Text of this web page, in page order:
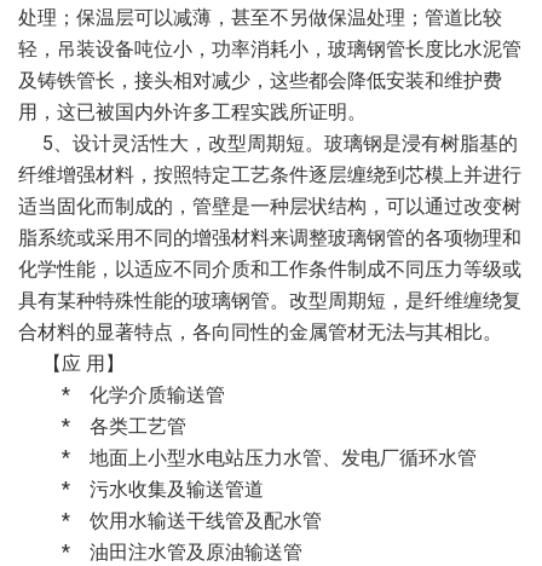
处理；保温层可以减薄，甚至不另做保温处理；管道比较
轻，吊装设备吨位小，功率消耗小，玻璃钢管长度比水泥管
及铸铁管长，接头相对减少，这些都会降低安装和维护费
用，这已被国内外许多工程实践所证明。
5、设计灵活性大，改型周期短。玻璃钢是浸有树脂基的
纤维增强材料，按照特定工艺条件逐层缠绕到芯模上并进行
适当固化而制成的，管壁是一种层状结构，可以通过改变树
脂系统或采用不同的增强材料来调整玻璃钢管的各项物理和
化学性能，以适应不同介质和工作条件制成不同压力等级或
具有某种特殊性能的玻璃钢管。改型周期短，是纤维缠绕复
合材料的显著特点，各向同性的金属管材无法与其相比。
【应 用】
* 化学介质输送管
* 各类工艺管
* 地面上小型水电站压力水管、发电厂循环水管
* 污水收集及输送管道
* 饮用水输送干线管及配水管
* 油田注水管及原油输送管